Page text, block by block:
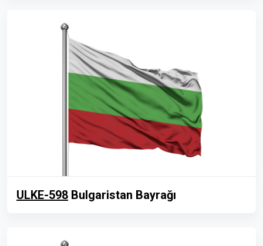
ULKE-598 Bulgaristan Bayrağı